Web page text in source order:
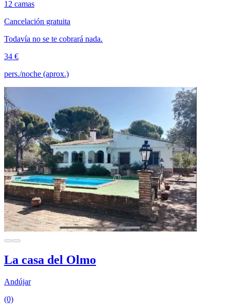
12 camas
Cancelación gratuita
Todavía no se te cobrará nada.
34 €
pers./noche (aprox.)
La casa del Olmo
Andújar
(0)